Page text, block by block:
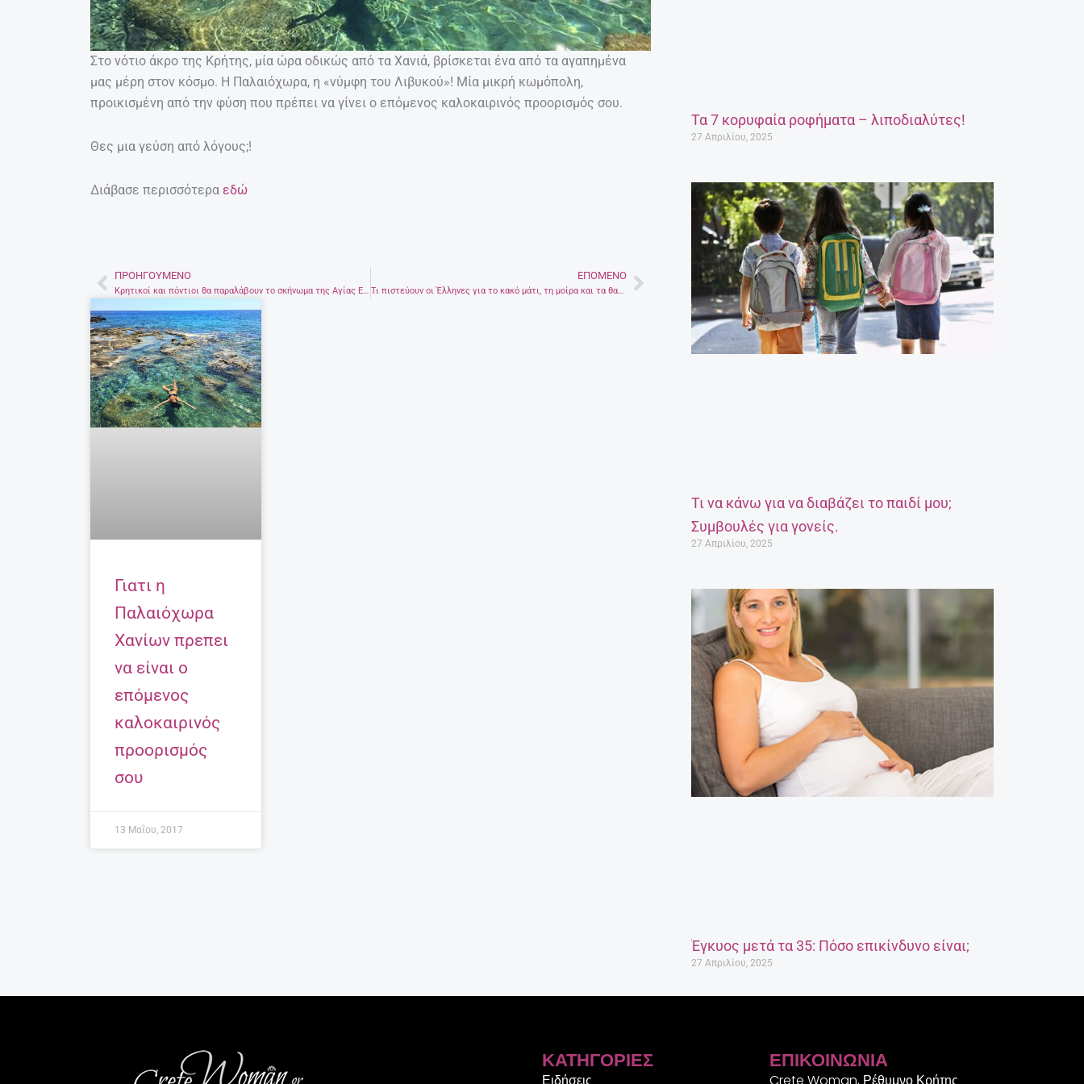
Στο νότιο άκρο της Κρήτης, μία ώρα οδικώς από τα Χανιά, βρίσκεται ένα από τα αγαπημένα
μας μέρη στον κόσμο. Η Παλαιόχωρα, η «νύμφη του Λιβυκού»! Μία μικρή κωμόπολη,
προικισμένη από την φύση που πρέπει να γίνει ο επόμενος καλοκαιρινός προορισμός σου.
Θες μια γεύση από λόγους;!
Διάβασε περισσότερα εδώ
Prev
ΠΡΟΗΓΟΎΜΕΝΟ
Κρητικοί και πόντιοι θα παραλάβουν το σκήνωμα της Αγίας Ελένης από τη Βενετία
ΕΠΌΜΕΝΟ
Τι πιστεύουν οι Έλληνες για το κακό μάτι, τη μοίρα και τα θαύματα; Next
Γιατι η
Παλαιόχωρα
Χανίων πρεπει
να είναι ο
επόμενος
καλοκαιρινός
προορισμός
σου
13 Μαΐου, 2017
Τα 7 κορυφαία ροφήματα – λιποδιαλύτες!
27 Απριλίου, 2025
Τι να κάνω για να διαβάζει το παιδί μου;
Συμβουλές για γονείς.
27 Απριλίου, 2025
Έγκυος μετά τα 35: Πόσο επικίνδυνο είναι;
27 Απριλίου, 2025
ΚΑΤΗΓΟΡΊΕΣ ΕΠΙΚΟΙΝΩΝΊΑ